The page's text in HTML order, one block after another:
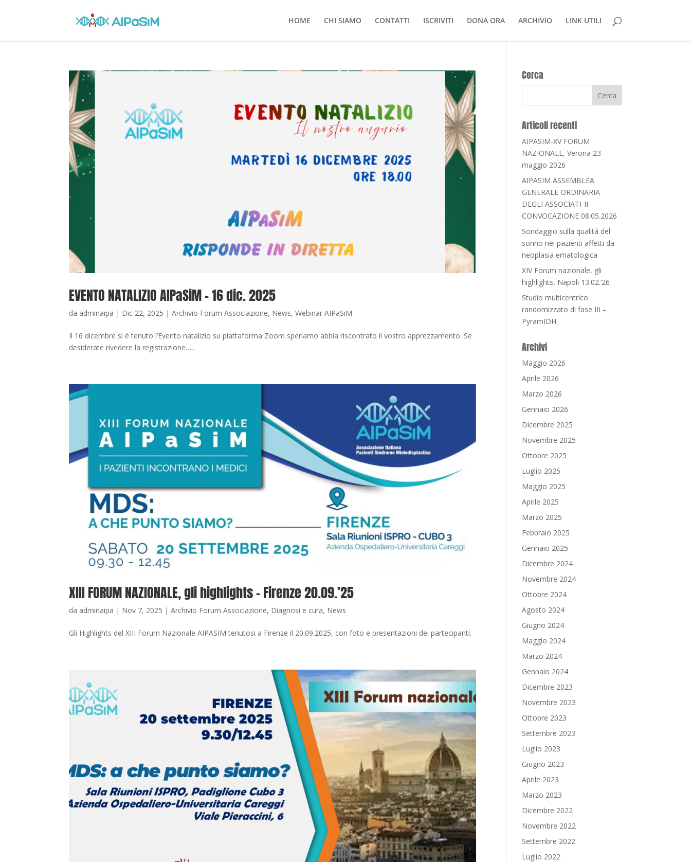
HOME CHI SIAMO CONTATTI ISCRIVITI DONA ORA ARCHIVIO LINK UTILI
EVENTO NATALIZIO AIPaSiM – 16 dic. 2025
da adminaipa | Dic 22, 2025 |Archivio Forum Associazione, News,Webinar AIPaSiM
Il 16 dicembre si è tenuto l’Evento natalizio su piattaforma Zoom speriamo abbia riscontrato il vostro apprezzamento. Se
desiderate rivedere la registrazione…..
XIII FORUM NAZIONALE, gli highlights – Firenze 20.09.’25
da adminaipa | Nov 7, 2025 |Archivio Forum Associazione, Diagnosi e cura, News
Gli Highlights del XIII Forum Nazionale AIPASIM tenutosi a Firenze il 20.09.2025, con foto e presentazioni dei partecipanti.
Cerca
Articoli recenti
AIPASIM-XV FORUM
NAZIONALE, Verona 23
maggio 2026
AIPASIM ASSEMBLEA
GENERALE ORDINARIA
DEGLI ASSOCIATI-II
CONVOCAZIONE 08.05.2026
Sondaggio sulla qualità del
sonno nei pazienti affetti da
neoplasia ematologica
XIV Forum nazionale, gli
highlights, Napoli 13.02.’26
Studio multicentrico
randomizzato di fase III –
PyramIDH
Archivi
Maggio 2026
Aprile 2026
Marzo 2026
Gennaio 2026
Dicembre 2025
Novembre 2025
Ottobre 2025
Luglio 2025
Maggio 2025
Aprile 2025
Marzo 2025
Febbraio 2025
Gennaio 2025
Dicembre 2024
Novembre 2024
Ottobre 2024
Agosto 2024
Giugno 2024
Maggio 2024
Marzo 2024
Gennaio 2024
Dicembre 2023
Novembre 2023
Ottobre 2023
Settembre 2023
Luglio 2023
Giugno 2023
Aprile 2023
Marzo 2023
Dicembre 2022
Novembre 2022
Settembre 2022
Luglio 2022